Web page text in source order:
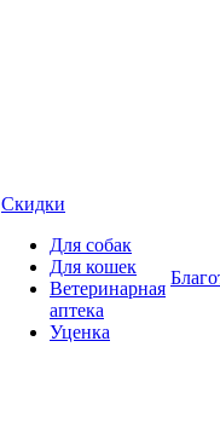
Скидки
Для собак
Для кошек
Ветеринарная
аптека
Уценка